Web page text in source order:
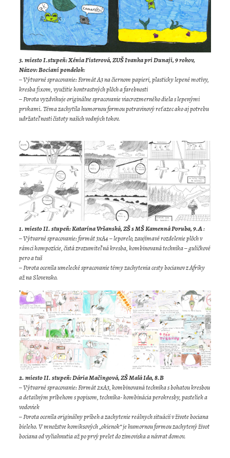
3. miesto I.stupeň: Xénia Fisterová, ZUŠ Ivanka pri Dunaji, 9 rokov,
Názov: Bocianí pondelok:
– Výtvarné spracovanie: Formát A3 na čiernom papieri, plasticky lepené motívy,
kresba fixom, využitie kontrastných plôch a farebnosti
– Porota vyzdvihuje originálne spracovanie viacrozmerného diela s lepenými
prvkami. Téma zachytila humornou formou potravinový reťazec ako aj potrebu
udržateľnosti čistoty našich vodných tokov.
1. miesto II. stupeň: Katarína Vršanská, ZŠ s MŠ Kamenná Poruba, 9.A:
– Výtvarné spracovanie: formát 3xA4 – leporelo, zaujímavé rozdelenie plôch v
rámci kompozície, čistá zrozumiteľná kresba, kombinovaná technika – guličkové
pero a tuš
– Porota ocenila umelecké spracovanie témy zachytenia cesty bocianov z Afriky
až na Slovensko.
2. miesto II. stupeň: Dária Mačingová, ZŠ Malá Ida, 8.B
– Výtvarné spracovanie: Formát 2xA3, kombinovaná technika s bohatou kresbou
a detailným príbehom s popisom, technika- kombinácia perokresby, pasteliek a
vodoviek
– Porota ocenila originálny príbeh a zachytenie reálnych situácií v živote bociana
bieleho. V množstve komiksových „okienok“ je humornou formou zachytený život
bociana od vyliahnutia až po prvý prelet do zimoviska a návrat domov.